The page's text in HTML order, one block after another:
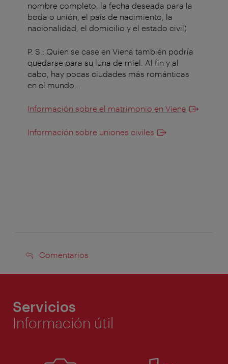
nombre completo, la fecha deseada para la
boda o unión, el país de nacimiento, la
nacionalidad, el domicilio y el estado civil)
P. S.: Quien se case en Viena también podría
quedarse para su luna de miel. Al fin y al
cabo, hay pocas ciudades más románticas
en el mundo...
Información sobre el matrimonio en Viena
Información sobre uniones civiles
Comentarios
Comentarios
Servicios
Información útil